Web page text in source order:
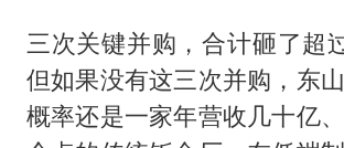
三次关键并购，合计砸了超
但如果没有这三次并购，东
概率还是一家年营收几十亿